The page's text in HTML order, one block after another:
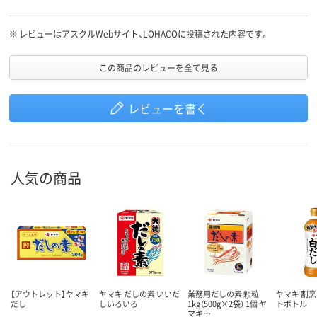
※ レビューはアスクルWebサイト、LOHACOに投稿された内容です。
この商品のレビューを全て見る
レビューを書く
人気の商品
【アウトレット】ヤマキ
だし
ヤマキ だしの素 いいだ
しいろいろ
業務用だしの素 顆粒
1kg（500g×2袋） 1個 ヤ
マキ…
ヤマキ 割
トボトル